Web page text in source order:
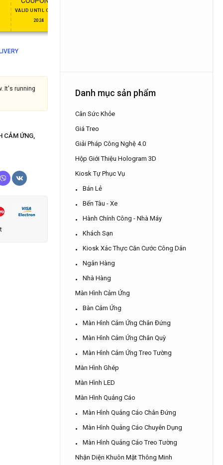
VALID UNTIL OCT 31,
2024
It's running
CẢM ỨNG,
Danh mục sản phẩm
Cân Sức Khỏe
Giá Treo
Giải Pháp Công Nghệ 4.0
Hộp Giới Thiệu Hologram 3D
Kiosk Tự Phục Vụ
Bán Lẻ
Bến Tàu - Xe
Hành Chính Công - Nhà Máy
Khách Sạn
Kiosk Xác Thực Căn Cước Công Dân
Ngân Hàng
Nhà Hàng
Màn Hình Cảm Ứng
Bàn Cảm Ứng
Màn Hình Cảm Ứng Chân Đứng
Màn Hình Cảm Ứng Chân Quỳ
Màn Hình Cảm Ứng Treo Tường
Màn Hình Ghép
Màn Hình LED
Màn Hình Quảng Cáo
Màn Hình Quảng Cáo Chân Đứng
Màn Hình Quảng Cáo Chuyên Dụng
Màn Hình Quảng Cáo Treo Tường
Nhận Diện Khuôn Mặt Thông Minh